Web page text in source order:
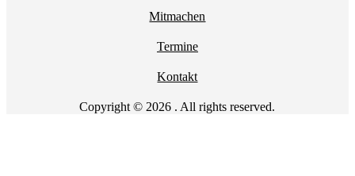
Mitmachen
Termine
Kontakt
Copyright © 2026 . All rights reserved.